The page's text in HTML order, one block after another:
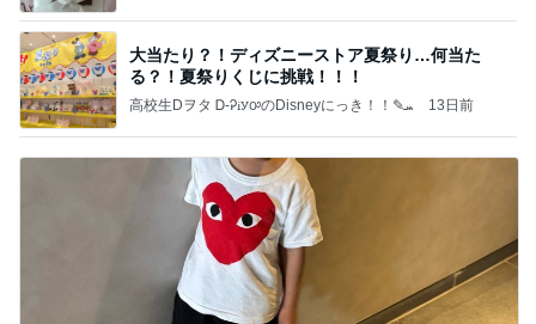
大当たり？！ディズニーストア夏祭り…何当た
る？！夏祭りくじに挑戦！！！
高校生Dヲタ Ꭰ-ᎮꭵꭹꭴのDisneyにっき！！✎ܚ 13日前